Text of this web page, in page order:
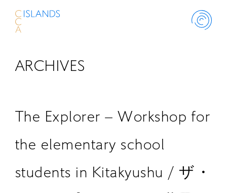
ABOUT
LIBRARY
ARCHIVES
The Explorer – Workshop for
the elementary school
students in Kitakyushu / ザ・